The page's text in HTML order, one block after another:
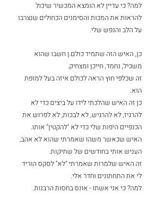
למה? כי עדיין לא הומצא המכשיר שיכול
להראות את המכות והסימנים הכחולים שנצרבו
על הלב והנפש שלי.
כן, האיש הזה שתמיד כולם.ן חשבו שהוא
משכיל, נחמד, חייכן ומצחיק.
זה שכלפי חוץ הראה לכולם איזה בעל למופת
הוא.
כן זה האיש שהלכתי לידו על ביצים כדי לא
להרגיז, לא להרגיש, לא לבכות, לא לפרוש את
הכנפיים היפות שלי כדי לא "להקטין" אותו.
האיש שכאשר משהו שאמרתי שהוא לא אהב,
העניש אותי בחודשים של שתיקות.
זה האיש שלמרות שאמרתי "לא" לסקס הוריד
לי את התחתונים וחדר אלי.
למה? כי אני אשתו - אונס בחסות הרבנות.